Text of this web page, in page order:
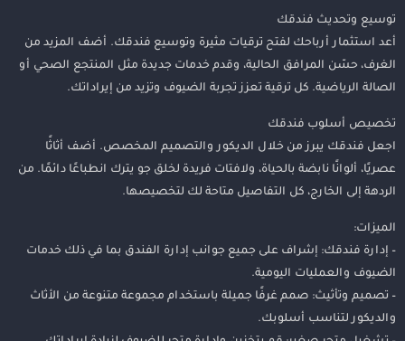
توسيع وتحديث فندقك
أعد استثمار أرباحك لفتح ترقيات مثيرة وتوسيع فندقك. أضف المزيد من
الغرف، حسّن المرافق الحالية، وقدم خدمات جديدة مثل المنتجع الصحي أو
الصالة الرياضية. كل ترقية تعزز تجربة الضيوف وتزيد من إيراداتك.
تخصيص أسلوب فندقك
اجعل فندقك يبرز من خلال الديكور والتصميم المخصص. أضف أثاثًا
عصريًا، ألوانًا نابضة بالحياة، ولافتات فريدة لخلق جو يترك انطباعًا دائمًا. من
الردهة إلى الخارج، كل التفاصيل متاحة لك لتخصيصها.
الميزات:
– إدارة فندقك: إشراف على جميع جوانب إدارة الفندق بما في ذلك خدمات
الضيوف والعمليات اليومية.
– تصميم وتأثيث: صمم غرفًا جميلة باستخدام مجموعة متنوعة من الأثاث
والديكور لتناسب أسلوبك.